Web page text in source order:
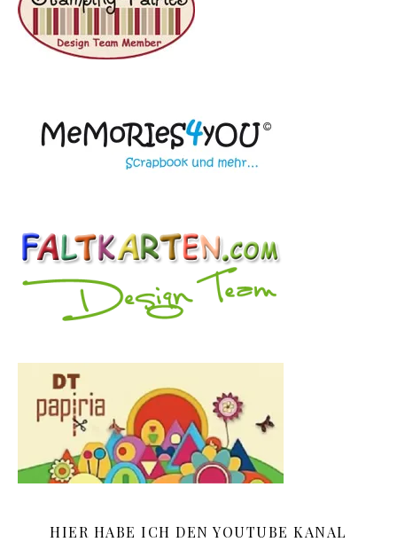
HIER HABE ICH DEN YOUTUBE KANAL